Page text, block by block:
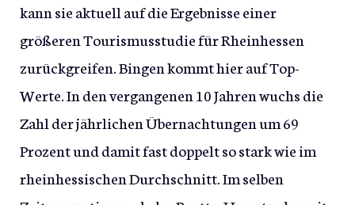
kann sie aktuell auf die Ergebnisse einer
größeren Tourismusstudie für Rheinhessen
zurückgreifen. Bingen kommt hier auf Top-
Werte. In den vergangenen 10 Jahren wuchs die
Zahl der jährlichen Übernachtungen um 69
Prozent und damit fast doppelt so stark wie im
rheinhessischen Durchschnitt. Im selben